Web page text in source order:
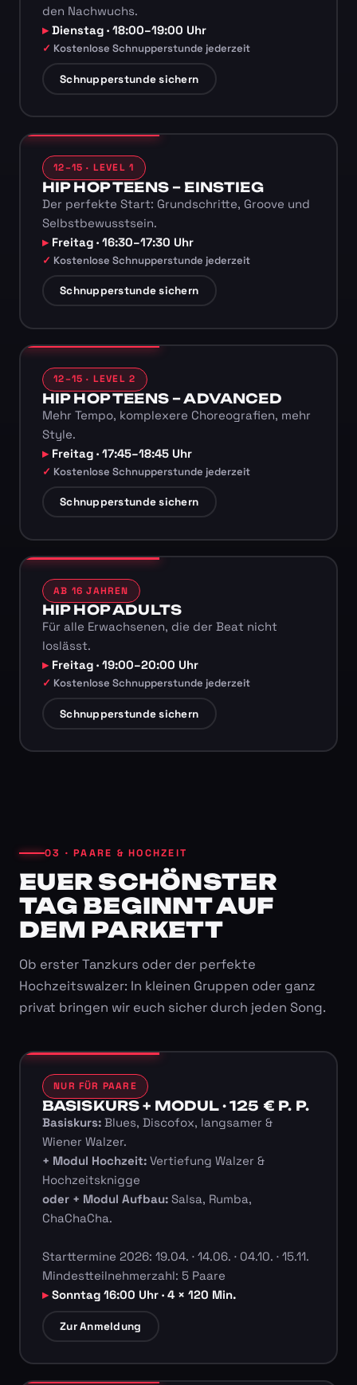
den Nachwuchs.
Dienstag · 18:00–19:00 Uhr
Kostenlose Schnupperstunde jederzeit
Schnupperstunde sichern
12–15 · LEVEL 1
HIP HOP TEENS – EINSTIEG
Der perfekte Start: Grundschritte, Groove und
Selbstbewusstsein.
Freitag · 16:30–17:30 Uhr
Kostenlose Schnupperstunde jederzeit
Schnupperstunde sichern
12–15 · LEVEL 2
HIP HOP TEENS – ADVANCED
Mehr Tempo, komplexere Choreografien, mehr
Style.
Freitag · 17:45–18:45 Uhr
Kostenlose Schnupperstunde jederzeit
Schnupperstunde sichern
AB 16 JAHREN
HIP HOP ADULTS
Für alle Erwachsenen, die der Beat nicht
loslässt.
Freitag · 19:00–20:00 Uhr
Kostenlose Schnupperstunde jederzeit
Schnupperstunde sichern
03 · PAARE & HOCHZEIT
EUER SCHÖNSTER
TAG BEGINNT AUF
DEM PARKETT
Ob erster Tanzkurs oder der perfekte
Hochzeitswalzer: In kleinen Gruppen oder ganz
privat bringen wir euch sicher durch jeden Song.
NUR FÜR PAARE
BASISKURS + MODUL · 125 € P. P.
Basiskurs:Blues, Discofox, langsamer &
Wiener Walzer.
+ Modul Hochzeit:Vertiefung Walzer &
Hochzeitsknigge
oder + Modul Aufbau:Salsa, Rumba,
ChaChaCha.
Starttermine 2026: 19.04. · 14.06. · 04.10. · 15.11.
Mindestteilnehmerzahl: 5 Paare
Sonntag 16:00 Uhr · 4 × 120 Min.
Zur Anmeldung